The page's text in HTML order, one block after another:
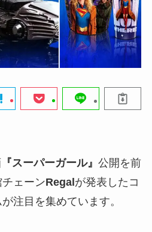
『スーパーガール』 公開を前
ェーンRegalが発表したコ
注目を集めています。